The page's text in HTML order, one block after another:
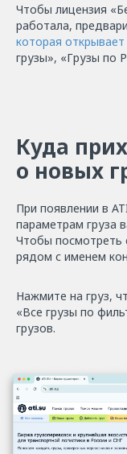
Чтобы лицензия
работала,
которая
грузы», «Грузы по
Куда
о новых
При появлении в
параметрам груза
Чтобы посмотреть
рядом с именем
Нажмите на груз,
«Все грузы по
грузов.